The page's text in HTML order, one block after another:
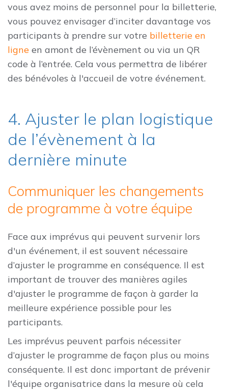
vous avez moins de personnel pour la billetterie,
vous pouvez envisager d’inciter davantage vos
participants à prendre sur votre billetterie en
ligne en amont de l’évènement ou via un QR
code à l’entrée. Cela vous permettra de libérer
des bénévoles à l'accueil de votre événement.
4. Ajuster le plan logistique
de l’évènement à la
dernière minute
Communiquer les changements
de programme à votre équipe
Face aux imprévus qui peuvent survenir lors
d'un événement, il est souvent nécessaire
d’ajuster le programme en conséquence. Il est
important de trouver des manières agiles
d'ajuster le programme de façon à garder la
meilleure expérience possible pour les
participants.
Les imprévus peuvent parfois nécessiter
d’ajuster le programme de façon plus ou moins
conséquente. Il est donc important de prévenir
l'équipe organisatrice dans la mesure où cela